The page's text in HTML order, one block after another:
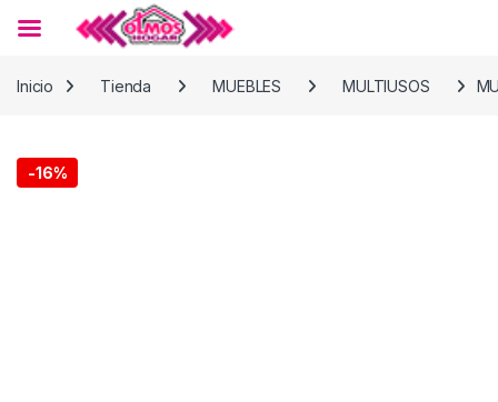
Inicio
Tienda MUEBLES MULTIUSOS
-16%